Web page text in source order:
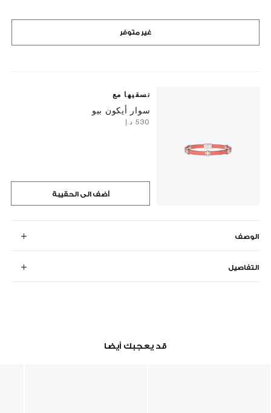
غير متوفر
نسقيها مع
سوار أيكون بيو
أضف الى الحقيبة
الوصف
التفاصيل
قد يعجبك أيضا